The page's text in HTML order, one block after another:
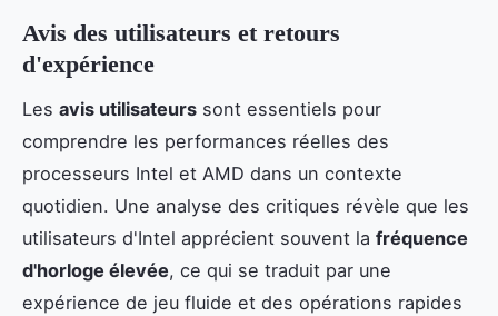
Avis des utilisateurs et retours
d'expérience
Les avis utilisateurs sont essentiels pour
comprendre les performances réelles des
processeurs Intel et AMD dans un contexte
quotidien. Une analyse des critiques révèle que les
utilisateurs d'Intel apprécient souvent la fréquence
d'horloge élevée, ce qui se traduit par une
expérience de jeu fluide et des opérations rapides